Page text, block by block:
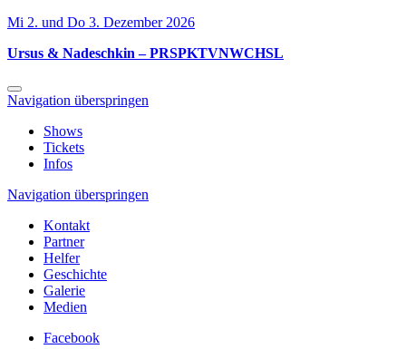
Mi 2. und Do 3. Dezember 2026
Ursus & Nadeschkin – PRSPKTVNWCHSL
Navigation überspringen
Shows
Tickets
Infos
Navigation überspringen
Kontakt
Partner
Helfer
Geschichte
Galerie
Medien
Facebook